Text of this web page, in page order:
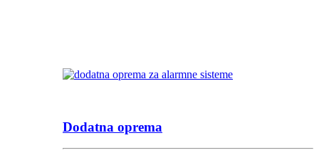
Dodatna oprema